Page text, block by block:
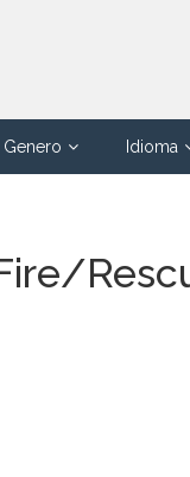
Genero Idioma